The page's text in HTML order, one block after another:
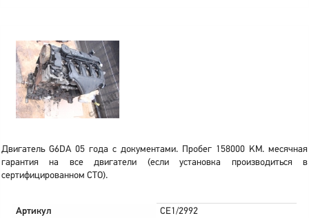
Двигатель G6DA 05 года с документами. Пробег 158000 KM. месячная
гарантия на все двигатели (если установка производиться в
сертифицированном СТО).
Артикул
CE1/2992